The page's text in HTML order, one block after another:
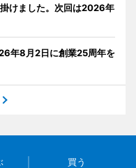
けました。次回は2026年
年8月2日に創業25周年を
買う